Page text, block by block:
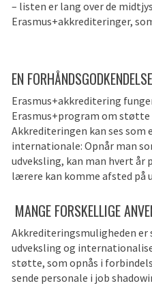
– listen er lang over de
Erasmus+akkrediteringer,
EN
Erasmus+akkreditering
Erasmus+program om
Akkrediteringen kan ses
internationale: Opnår man
udveksling, kan man hvert år
lærere kan komme afsted på
MANGE FORSKELLIGE
Akkrediteringsmuligheden er
udveksling og
støtte, som opnås i
sende personale i job